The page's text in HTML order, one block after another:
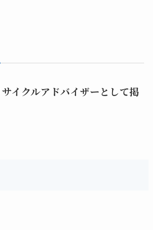
イクルアドバイザーとして掲